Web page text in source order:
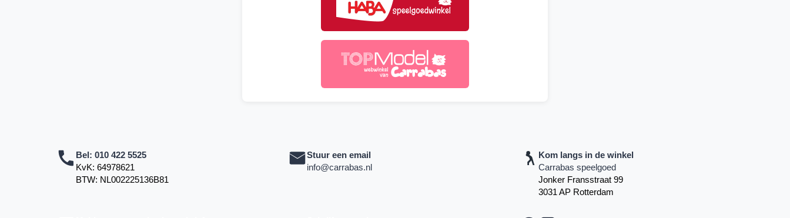
Bel: 010 422 5525
KvK: 64978621
BTW: NL002225136B81
Stuur een email
info@carrabas.nl
Kom langs in de winkel
Carrabas speelgoed
Jonker Fransstraat 99
3031 AP Rotterdam